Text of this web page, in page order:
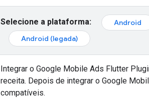
Selecione a plataforma: Android
Android (legada)
Integrar o Google Mobile Ads Flutter
receita. Depois de integrar o Google
compatíveis.